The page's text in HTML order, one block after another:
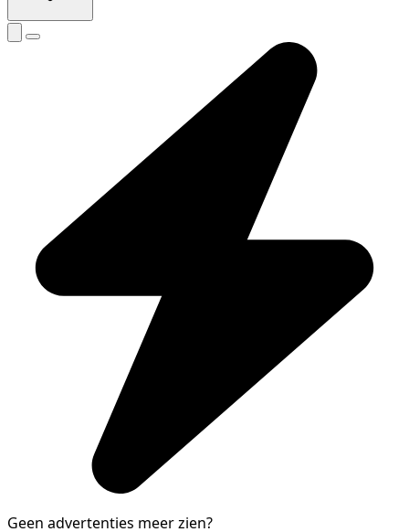
Geen advertenties meer zien?